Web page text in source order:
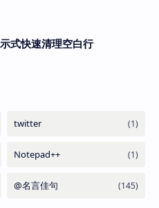
式快速清理空白行